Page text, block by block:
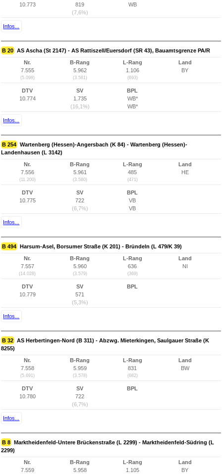
10.773
819
(7,6%)
WB
Infos...
B 20 AS Ascha (St 2147) - AS Rattiszell/Euersdorf (SR 43), Bauamtsgrenze PA/R
Nr.
7.555
(5.098)
B-Rang
5.962
(3.581)
L-Rang
1.106
(693)
Land
BY
DTV
10.774
SV
1.735
(16,1%)
BPL
WB*
WB*
Infos...
B 254 Wartenberg (Hessen)-Angersbach (K 84) - Wartenberg (Hessen)-
Landenhausen (L 3142)
Nr.
7.556
(11.200)
B-Rang
5.961
(3.580)
L-Rang
485
(471)
Land
HE
DTV
10.775
SV
722
(6,7%)
BPL
VB
VB
Infos...
B 494 Harsum-Asel, Borsumer Straße (K 201) - Bründeln (L 479/K 39)
Nr.
7.557
(14.028)
B-Rang
5.960
(3.579)
L-Rang
636
(369)
Land
NI
DTV
10.779
SV
571
(5,3%)
BPL
Infos...
B 32 AS Herbertingen-Nord (B 311) - Abzwg. Mieterkingen, Saulgauer Straße (K
8255)
Nr.
7.558
(5.691)
B-Rang
5.959
(3.578)
L-Rang
831
(682)
Land
BW
DTV
10.780
SV
722
(6,7%)
BPL
Infos...
B 8 Marktheidenfeld-Untere Brückenstraße (L 2299) - Marktheidenfeld-Südring (L
2299)
Nr.
7.559
B-Rang
5.958
L-Rang
1.105
Land
BY